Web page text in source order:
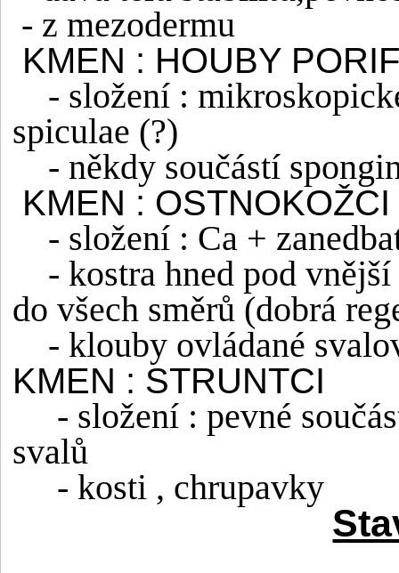
- z mezodermu
KMEN : HOUBY
- složení :
spiculae (?)
- někdy součástí
KMEN : OSTNOKOŽCI
- složení : Ca +
- kostra hned pod
do všech směrů (dobrá
- klouby ovládané
KMEN : STRUNTCI
- složení : pevné
svalů
- kosti , chrupavky